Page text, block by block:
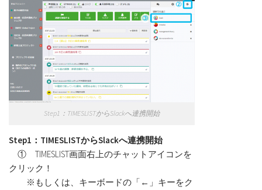
Step1：TIMESLISTからSlackへ連携開始
Step1：TIMESLISTからSlackへ連携開始
① TIMESLIST画面右上のチャットアイコンを
クリック！
※もしくは、キーボードの「←」キーをク